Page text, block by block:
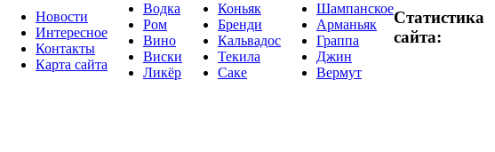
Новости
Интересное
Контакты
Карта сайта
Водка
Ром
Вино
Виски
Ликёр
Коньяк
Бренди
Кальвадос
Текила
Саке
Шампанское
Арманьяк
Граппа
Джин
Вермут
Статистика
сайта: